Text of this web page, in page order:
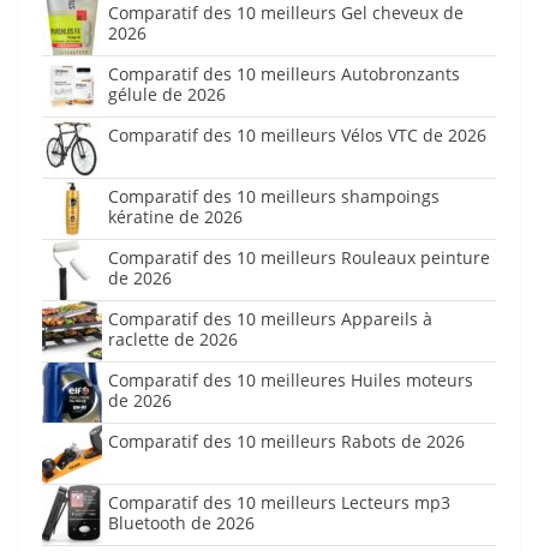
Comparatif des 10 meilleurs Gel cheveux de
2026
Comparatif des 10 meilleurs Autobronzants
gélule de 2026
Comparatif des 10 meilleurs Vélos VTC de 2026
Comparatif des 10 meilleurs shampoings
kératine de 2026
Comparatif des 10 meilleurs Rouleaux peinture
de 2026
Comparatif des 10 meilleurs Appareils à
raclette de 2026
Comparatif des 10 meilleures Huiles moteurs
de 2026
Comparatif des 10 meilleurs Rabots de 2026
Comparatif des 10 meilleurs Lecteurs mp3
Bluetooth de 2026